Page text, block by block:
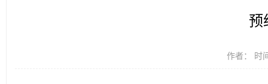
预
作者： 时